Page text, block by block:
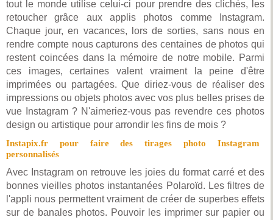
tout le monde utilise celui-ci pour prendre des clichés, les
retoucher grâce aux applis photos comme Instagram.
Chaque jour, en vacances, lors de sorties, sans nous en
rendre compte nous capturons des centaines de photos qui
restent coincées dans la mémoire de notre mobile. Parmi
ces images, certaines valent vraiment la peine d'être
imprimées ou partagées. Que diriez-vous de réaliser des
impressions ou objets photos avec vos plus belles prises de
vue Instagram ? N'aimeriez-vous pas revendre ces photos
design ou artistique pour arrondir les fins de mois ?
Instapix.fr pour faire des tirages photo Instagram
personnalisés
Avec Instagram on retrouve les joies du format carré et des
bonnes vieilles photos instantanées Polaroïd. Les filtres de
l'appli nous permettent vraiment de créer de superbes effets
sur de banales photos. Pouvoir les imprimer sur papier ou